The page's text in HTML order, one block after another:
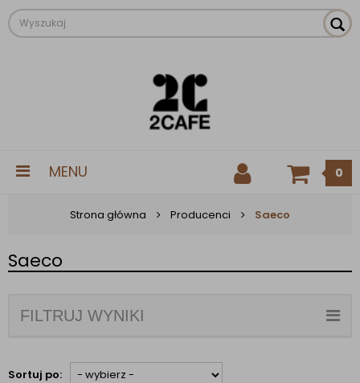
MENU 0
Strona główna Producenci Saeco
Saeco
FILTRUJ WYNIKI
Sortuj po: